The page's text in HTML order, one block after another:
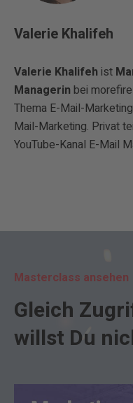
Valerie Khalifeh
Valerie Khalifeh ist
Managerin bei
Thema E-Mail-Marketing
Mail-Marketing. Privat
YouTube-Kanal E-Mail
Masterclass ansehen
Gleich
willst Du